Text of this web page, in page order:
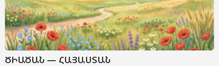
ԾԻԱԾԱՆ — ՀԱՅԱՍՏԱՆ